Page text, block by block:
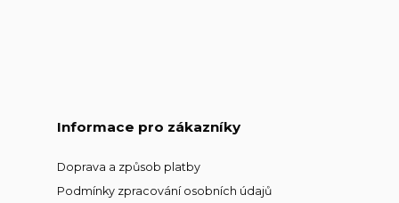
Informace pro zákazníky
Doprava a způsob platby
Podmínky zpracování osobních údajů